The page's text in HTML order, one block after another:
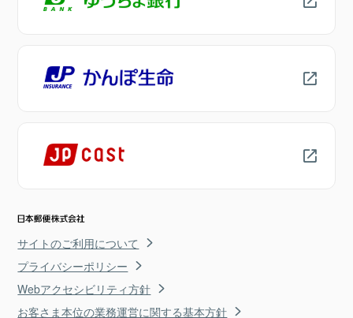
サイトのご利用について
プライバシーポリシー
Webアクセシビリティ方針
お客さま本位の業務運営に関する基本方針